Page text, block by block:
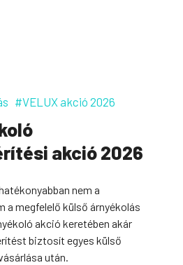
#VELUX akció 2026
akció 2026
nem a
a megfelelő külső árnyékolás
akció keretében akár
biztosít egyes külső
után.